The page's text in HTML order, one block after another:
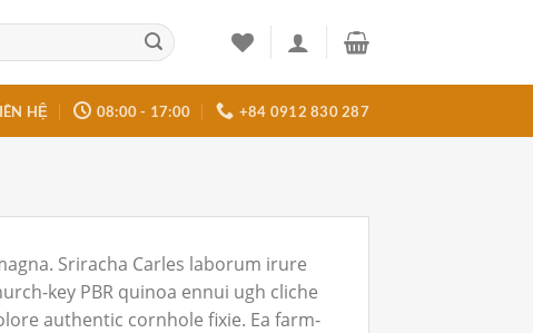
HỆ 08:00 - 17:00 +84 0912 830 287
Sriracha Carles laborum irure
key PBR quinoa ennui ugh cliche
authentic cornhole fixie. Ea farm-